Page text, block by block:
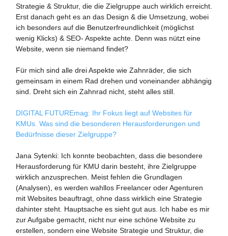
Strategie & Struktur, die die Zielgruppe auch wirklich erreicht.
Erst danach geht es an das Design & die Umsetzung, wobei
ich besonders auf die Benutzerfreundlichkeit (möglichst
wenig Klicks) & SEO- Aspekte achte. Denn was nützt eine
Website, wenn sie niemand findet?
Für mich sind alle drei Aspekte wie Zahnräder, die sich
gemeinsam in einem Rad drehen und voneinander abhängig
sind. Dreht sich ein Zahnrad nicht, steht alles still.
DIGITAL FUTUREmag: Ihr Fokus liegt auf Websites für
KMUs. Was sind die besonderen Herausforderungen und
Bedürfnisse dieser Zielgruppe?
Jana Sytenki: Ich konnte beobachten, dass die besondere
Herausforderung für KMU darin besteht, ihre Zielgruppe
wirklich anzusprechen. Meist fehlen die Grundlagen
(Analysen), es werden wahllos Freelancer oder Agenturen
mit Websites beauftragt, ohne dass wirklich eine Strategie
dahinter steht. Hauptsache es sieht gut aus. Ich habe es mir
zur Aufgabe gemacht, nicht nur eine schöne Website zu
erstellen, sondern eine Website Strategie und Struktur, die